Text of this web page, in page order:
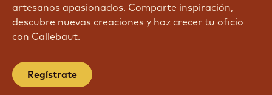
artesanos apasionados. Comparte inspiración,
descubre nuevas creaciones y haz crecer tu oficio
con Callebaut.
Regístrate